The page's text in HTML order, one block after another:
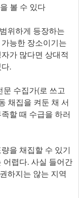
볼 수 있다
위하게 등장하는
능한 장소이기는
가 많다면 상대적
.
문 수집가(로 쓰고
채집을 켜둔 채 서
할 때 수급을 하러
을 채집할 수 있기
어렵다. 사실 들어간
하지는 않는 지역